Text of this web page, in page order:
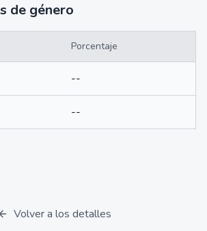
de género
Porcentaje
--
--
Volver a los detalles